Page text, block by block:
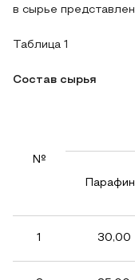
в сырье
Таблица 1
Состав сырья
№
1 30,00